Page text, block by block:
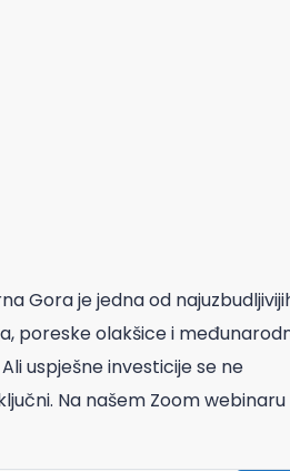
Gora je jedna od
poreske olakšice i
uspješne investicije se ne
Na našem Zoom webinaru